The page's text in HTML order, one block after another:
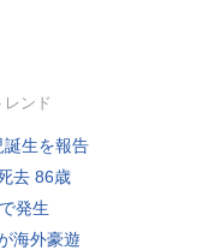
レンド
誕生を報告
去 86歳
発生
海外豪遊